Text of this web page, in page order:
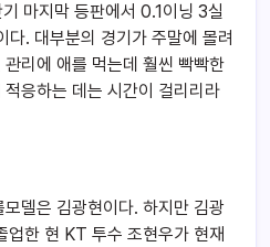
마지막 등판에서 0.1이닝 3실
다. 대부분의 경기가 주말에 몰려
리에 애를 먹는데 훨씬 빡빡한
응하는 데는 시간이 걸리리라
델은 김광현이다. 하지만 김광
업한 현 KT 투수 조현우가 현재